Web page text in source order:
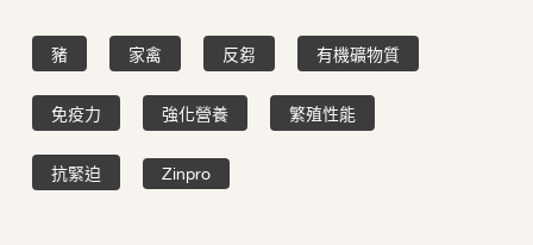
豬 家禽 反芻 有機礦物質
免疫力 強化營養 繁殖性能
抗緊迫 Zinpro